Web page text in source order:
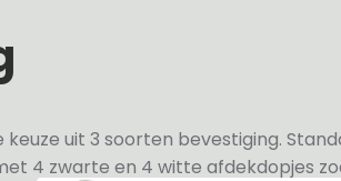
keuze uit 3 soorten bevestiging.
4 zwarte en 4 witte afdekdopjes